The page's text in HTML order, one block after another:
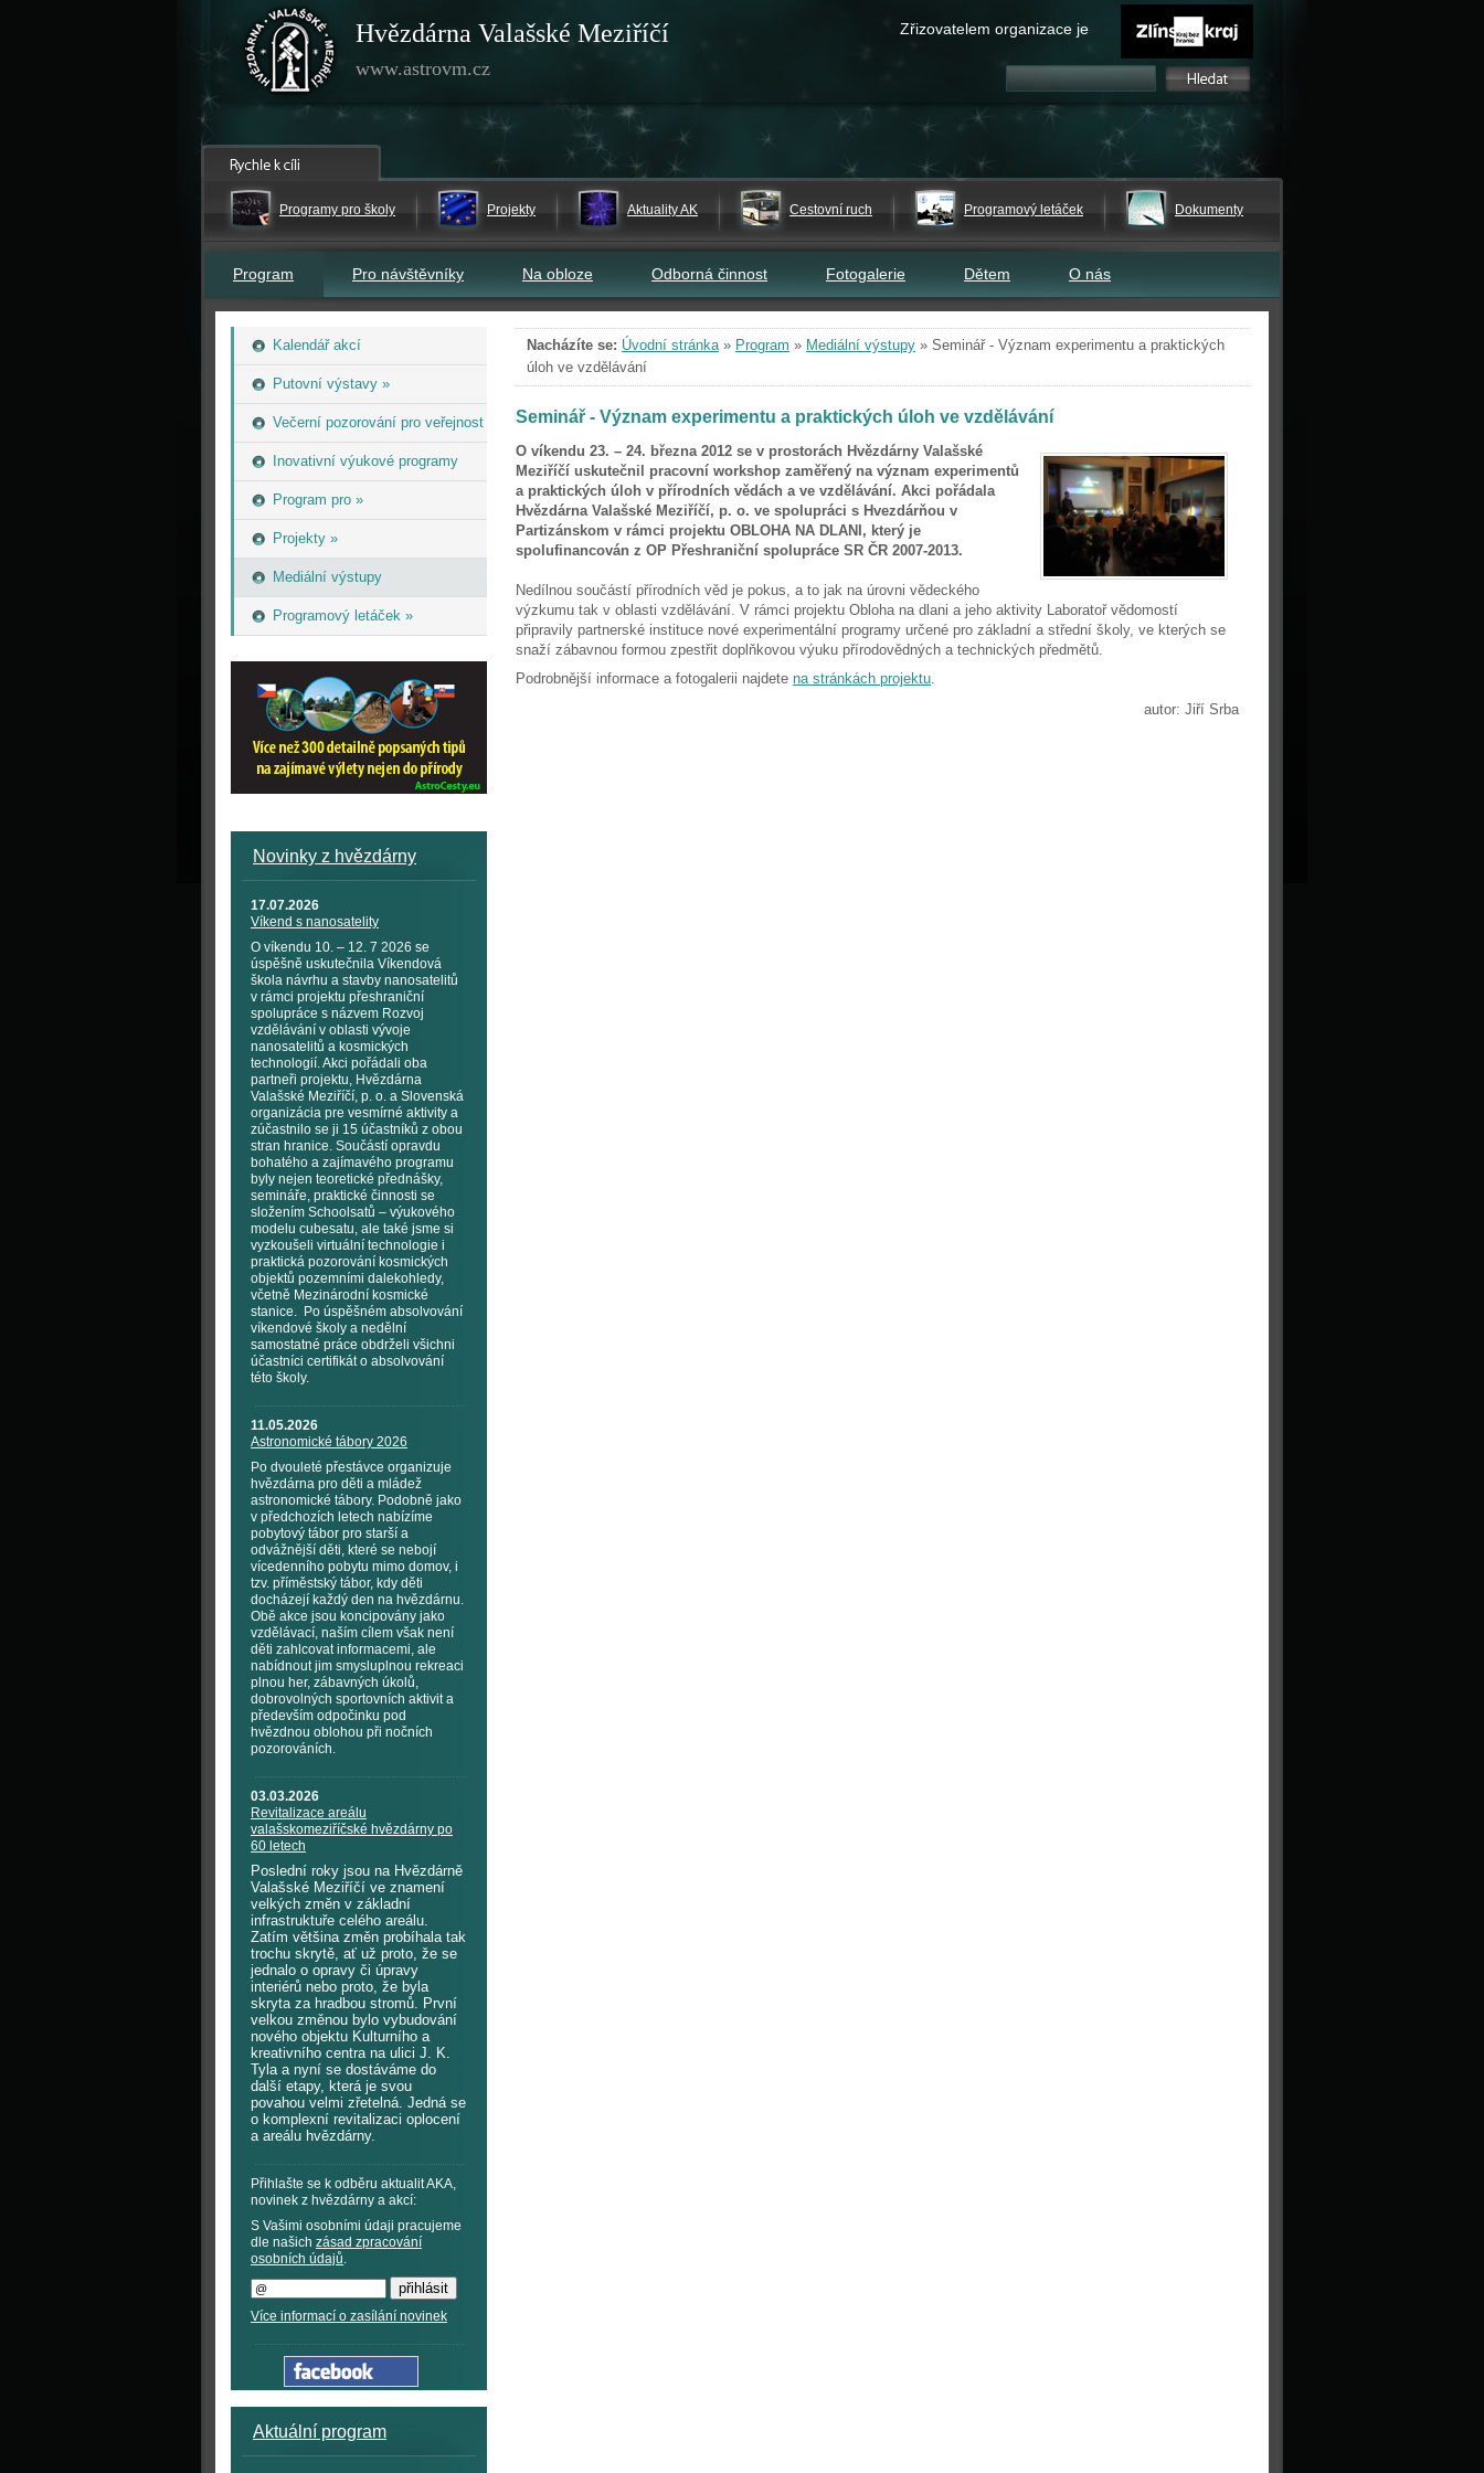
Hvězdárna Valašské Meziříčí
www.astrovm.cz
Zřizovatelem organizace je
Programy pro školy Projekty Aktuality AK Cestovní ruch Programový letáček Dokumenty
Program Pro návštěvníky Na obloze Odborná činnost Fotogalerie Dětem O nás
Kalendář akcí
Putovní výstavy »
Večerní pozorování pro veřejnost
Inovativní výukové programy
Program pro »
Projekty »
Mediální výstupy
Programový letáček »
Novinky z hvězdárny
17.07.2026
Víkend s nanosatelity
O víkendu 10. – 12. 7 2026 se
úspěšně uskutečnila Víkendová
škola návrhu a stavby nanosatelitů
v rámci projektu přeshraniční
spolupráce s názvem Rozvoj
vzdělávání v oblasti vývoje
nanosatelitů a kosmických
technologií. Akci pořádali oba
partneři projektu, Hvězdárna
Valašské Meziříčí, p. o. a Slovenská
organizácia pre vesmírné aktivity a
zúčastnilo se ji 15 účastníků z obou
stran hranice. Součástí opravdu
bohatého a zajímavého programu
byly nejen teoretické přednášky,
semináře, praktické činnosti se
složením Schoolsatů – výukového
modelu cubesatu, ale také jsme si
vyzkoušeli virtuální technologie i
praktická pozorování kosmických
objektů pozemními dalekohledy,
včetně Mezinárodní kosmické
stanice. Po úspěšném absolvování
víkendové školy a nedělní
samostatné práce obdrželi všichni
účastníci certifikát o absolvování
této školy.
11.05.2026
Astronomické tábory 2026
Po dvouleté přestávce organizuje
hvězdárna pro děti a mládež
astronomické tábory. Podobně jako
v předchozích letech nabízíme
pobytový tábor pro starší a
odvážnější děti, které se nebojí
vícedenního pobytu mimo domov, i
tzv. příměstský tábor, kdy děti
docházejí každý den na hvězdárnu.
Obě akce jsou koncipovány jako
vzdělávací, naším cílem však není
děti zahlcovat informacemi, ale
nabídnout jim smysluplnou rekreaci
plnou her, zábavných úkolů,
dobrovolných sportovních aktivit a
především odpočinku pod
hvězdnou oblohou při nočních
pozorováních.
03.03.2026
Revitalizace areálu
valašskomeziříčské hvězdárny po
60 letech
Poslední roky jsou na Hvězdárně
Valašské Meziříčí ve znamení
velkých změn v základní
infrastruktuře celého areálu.
Zatím většina změn probíhala tak
trochu skrytě, ať už proto, že se
jednalo o opravy či úpravy
interiérů nebo proto, že byla
skryta za hradbou stromů. První
velkou změnou bylo vybudování
nového objektu Kulturního a
kreativního centra na ulici J. K.
Tyla a nyní se dostáváme do
další etapy, která je svou
povahou velmi zřetelná. Jedná se
o komplexní revitalizaci oplocení
a areálu hvězdárny.
Přihlašte se k odběru aktualit AKA,
novinek z hvězdárny a akcí:
S Vašimi osobními údaji pracujeme
dle našich zásad zpracování
osobních údajů.
Více informací o zasílání novinek
Aktuální program
Nacházíte se: Úvodní stránka» Program » Mediální výstupy » Seminář - Význam experimentu a praktických
úloh ve vzdělávání
Seminář - Význam experimentu a praktických úloh ve vzdělávání
O víkendu 23. – 24. března 2012 se v prostorách Hvězdárny Valašské
Meziříčí uskutečnil pracovní workshop zaměřený na význam experimentů
a praktických úloh v přírodních vědách a ve vzdělávání. Akci pořádala
Hvězdárna Valašské Meziříčí, p. o. ve spolupráci s Hvezdárňou v
Partizánskom v rámci projektu OBLOHA NA DLANI, který je
spolufinancován z OP Přeshraniční spolupráce SR ČR 2007-2013.
Nedílnou součástí přírodních věd je pokus, a to jak na úrovni vědeckého
výzkumu tak v oblasti vzdělávání. V rámci projektu Obloha na dlani a jeho aktivity Laboratoř vědomostí
připravily partnerské instituce nové experimentální programy určené pro základní a střední školy, ve kterých se
snaží zábavnou formou zpestřit doplňkovou výuku přírodovědných a technických předmětů.
Podrobnější informace a fotogalerii najdete na stránkách projektu.
autor: Jiří Srba